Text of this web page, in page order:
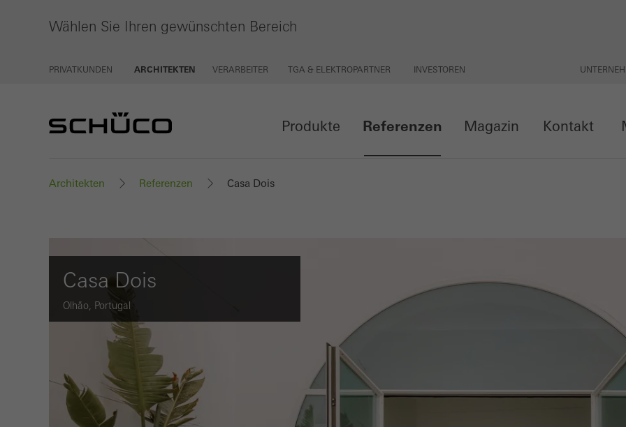
Wählen Sie Ihren gewünschten Bereich
PRIVATKUNDEN ARCHITEKTEN VERARBEITER TGA & ELEKTROPARTNER INVESTOREN
Produkte Referenzen Magazin Kontakt
Architekten Referenzen Casa Dois
Casa Dois
Olhão, Portugal